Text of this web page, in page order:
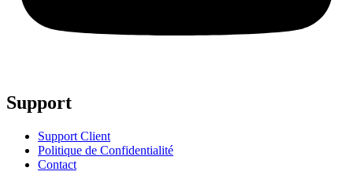
Support
Support Client
Politique de Confidentialité
Contact